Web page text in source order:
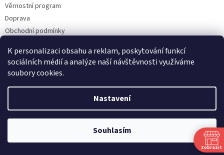
K personalizaci obsahu a reklam, poskytování funkcí
sociálních médií a analýze naší návštěvnosti využíváme
soubory cookies.
Nastavení
Souhlasím
Věrnostní program
Doprava
Obchodní podmínky
Kontakty
Vytvořil Shoptet
. Všechna práva vyhrazena.
Upravit nastavení
cookies
Zobrazit